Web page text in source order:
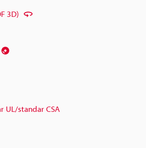
3D)
UL/standar CSA